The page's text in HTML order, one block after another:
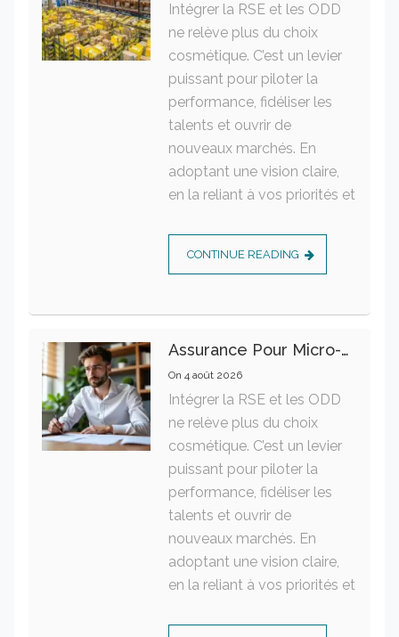
Intégrer la RSE et les ODD
ne relève plus du choix
cosmétique. C’est un levier
puissant pour piloter la
performance, fidéliser les
talents et ouvrir de
nouveaux marchés. En
adoptant une vision claire,
en la reliant à vos priorités et
CONTINUE READING
Assurance Pour Micro-Entrepreneur : Les Garanties Essentielles À Connaître
On 4 août 2026
Intégrer la RSE et les ODD
ne relève plus du choix
cosmétique. C’est un levier
puissant pour piloter la
performance, fidéliser les
talents et ouvrir de
nouveaux marchés. En
adoptant une vision claire,
en la reliant à vos priorités et